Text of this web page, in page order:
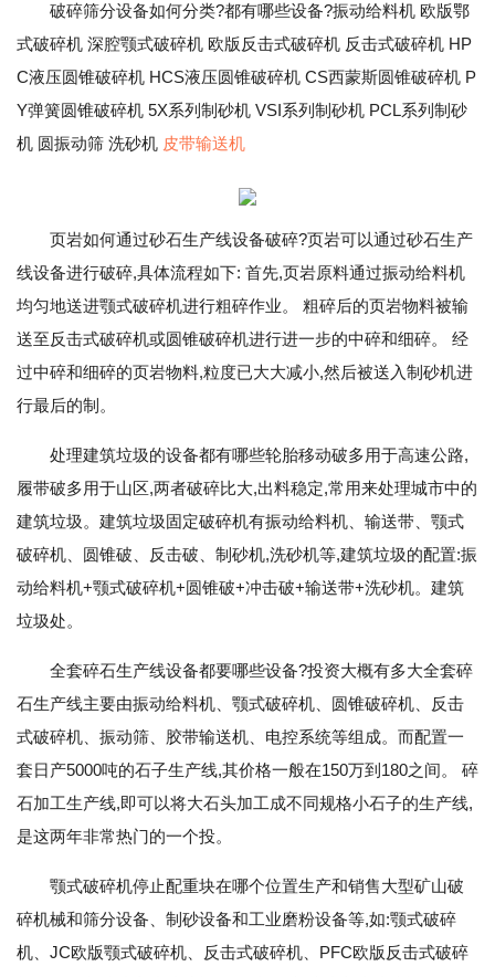
破碎筛分设备如何分类?都有哪些设备?振动给料机 欧版鄂
式破碎机 深腔颚式破碎机 欧版反击式破碎机 反击式破碎机 HP
C液压圆锥破碎机 HCS液压圆锥破碎机 CS西蒙斯圆锥破碎机 P
Y弹簧圆锥破碎机 5X系列制砂机 VSI系列制砂机 PCL系列制砂
机 圆振动筛 洗砂机 皮带输送机
页岩如何通过砂石生产线设备破碎?页岩可以通过砂石生产
线设备进行破碎,具体流程如下: 首先,页岩原料通过振动给料机
均匀地送进颚式破碎机进行粗碎作业。 粗碎后的页岩物料被输
送至反击式破碎机或圆锥破碎机进行进一步的中碎和细碎。 经
过中碎和细碎的页岩物料,粒度已大大减小,然后被送入制砂机进
行最后的制。
处理建筑垃圾的设备都有哪些轮胎移动破多用于高速公路,
履带破多用于山区,两者破碎比大,出料稳定,常用来处理城市中的
建筑垃圾。建筑垃圾固定破碎机有振动给料机、输送带、颚式
破碎机、圆锥破、反击破、制砂机,洗砂机等,建筑垃圾的配置:振
动给料机+颚式破碎机+圆锥破+冲击破+输送带+洗砂机。建筑
垃圾处。
全套碎石生产线设备都要哪些设备?投资大概有多大全套碎
石生产线主要由振动给料机、颚式破碎机、圆锥破碎机、反击
式破碎机、振动筛、胶带输送机、电控系统等组成。而配置一
套日产5000吨的石子生产线,其价格一般在150万到180之间。 碎
石加工生产线,即可以将大石头加工成不同规格小石子的生产线,
是这两年非常热门的一个投。
颚式破碎机停止配重块在哪个位置生产和销售大型矿山破
碎机械和筛分设备、制砂设备和工业磨粉设备等,如:颚式破碎
机、JC欧版颚式破碎机、反击式破碎机、PFC欧版反击式破碎